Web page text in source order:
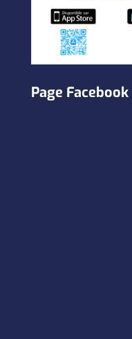
Page Facebook